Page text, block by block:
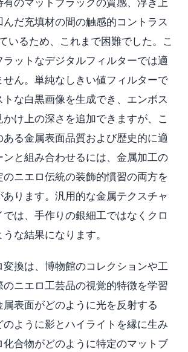
だ充填材の間の触感的コントラス
いるため、これまで困難でした。こ
ットなデジタルフィルターでは適
ん。単純なしきい値フィルターで
な白黒画像を生成でき、エンボス
け上の深さを追加できますが、こ
る金属表面品質および歴史的に適
と組み合わせるには、金属加工の
ニエロ伝統の装飾的慣習の両方を
ります。汎用的な金属テクスチャ
は、手作りの銀細工ではなくクロ
な結果になります。
換は、博物館のコレクションや工
ニエロ工芸品の視覚的特徴を学習
属表面がどのように光を反射する
ように影とハイライトを縁に生み
化合物がどのように特定のマットブ